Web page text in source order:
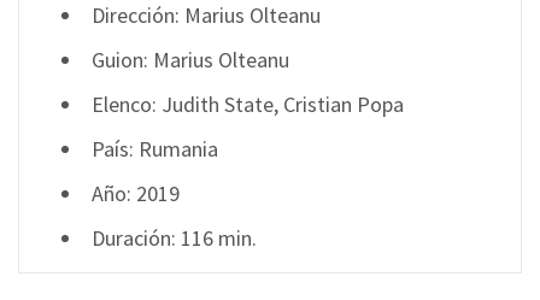
Dirección: Marius Olteanu
Guion: Marius Olteanu
Elenco: Judith State, Cristian Popa
País: Rumania
Año: 2019
Duración: 116 min.